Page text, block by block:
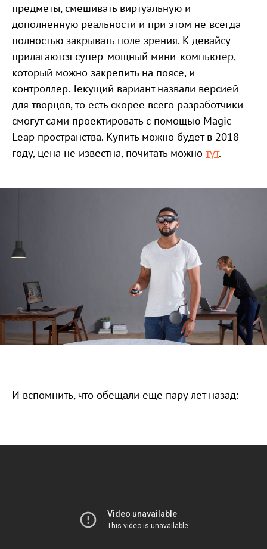
предметы, смешивать виртуальную и
дополненную реальности и при этом не всегда
полностью закрывать поле зрения. К девайсу
прилагаются супер-мощный мини-компьютер,
который можно закрепить на поясе, и
контроллер. Текущий вариант назвали версией
для творцов, то есть скорее всего разработчики
смогут сами проектировать с помощью Magic
Leap пространства. Купить можно будет в 2018
году, цена не известна, почитать можно тут.
И вспомнить, что обещали еще пару лет назад: